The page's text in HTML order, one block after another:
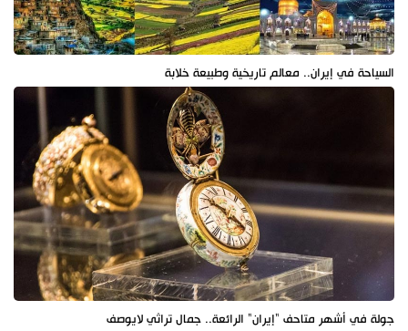
السياحة في إيران.. معالم تاريخية وطبيعة خلابة
جولة في أشهر متاحف "إيران" الرائعة.. جمال تراثي لايوصف